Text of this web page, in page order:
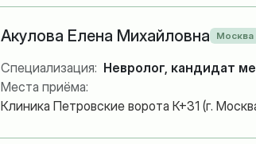
Акулова Елена Михайловна Москва
Специализация: Невролог, кандидат
Места приёма:
Клиника Петровские ворота К+31 (г.